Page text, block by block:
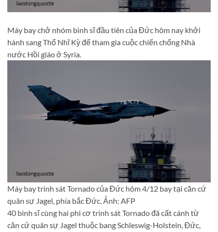
Máy bay chở nhóm binh sĩ đầu tiên của Đức hôm nay khởi
hành sang Thổ Nhĩ Kỳ để tham gia cuộc chiến chống Nhà
nước Hồi giáo ở Syria.
Máy bay trinh sát Tornado của Đức hôm 4/12 bay tại căn cứ
quân sự Jagel, phía bắc Đức. Ảnh: AFP
40 binh sĩ cùng hai phi cơ trinh sát Tornado đã cất cánh từ
căn cứ quân sự Jagel thuộc bang Schleswig-Holstein, Đức,